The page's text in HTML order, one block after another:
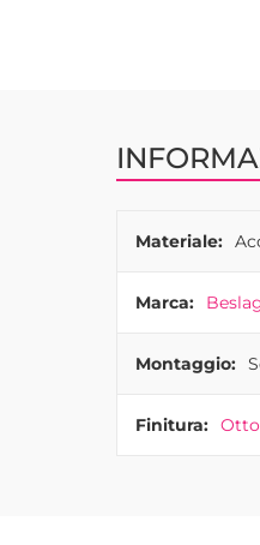
Materiale:
Marca:
Montaggio:
Finitura: